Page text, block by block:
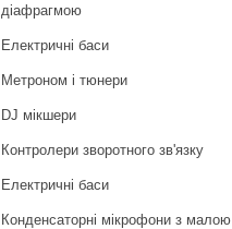
діафрагмою
Електричні баси
Метроном і тюнери
DJ мікшери
Контролери зворотного зв'язку
Електричні баси
Конденсаторні мікрофони з малою